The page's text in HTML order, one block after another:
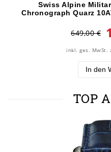
Swiss Alpine
Chronograph Quarz
649,00 €
inkl. ges. MwSt.
In den
TOP